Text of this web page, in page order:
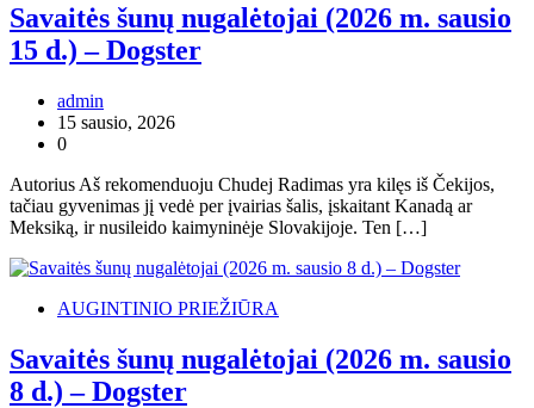
Savaitės šunų nugalėtojai (2026 m. sausio
15 d.) – Dogster
admin
15 sausio, 2026
0
Autorius Aš rekomenduoju Chudej Radimas yra kilęs iš Čekijos,
tačiau gyvenimas jį vedė per įvairias šalis, įskaitant Kanadą ar
Meksiką, ir nusileido kaimyninėje Slovakijoje. Ten […]
AUGINTINIO PRIEŽIŪRA
Savaitės šunų nugalėtojai (2026 m. sausio
8 d.) – Dogster